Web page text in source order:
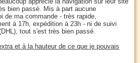
bien passé. Mis à part aucune
de ma commande - très rapide,
à 17h, expédition à 23h - ni de suivi
tout s'est très bien passé.
et à la hauteur de ce que je pouvais